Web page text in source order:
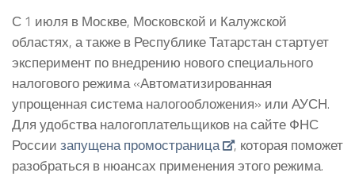
С 1 июля в Москве, Московской и Калужской
областях, а также в Республике Татарстан стартует
эксперимент по внедрению нового специального
налогового режима «Автоматизированная
упрощенная система налогообложения» или АУСН.
Для удобства налогоплательщиков на сайте ФНС
России запущена промостраница
, которая поможет
разобраться в нюансах применения этого режима.